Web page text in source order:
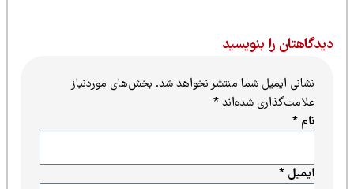
را بنویسید
نشانی ایمیل شما منتشر نخواهد شد.بخش‌های موردنیاز
علامت‌گذاری شده‌اند*
ایمیل*